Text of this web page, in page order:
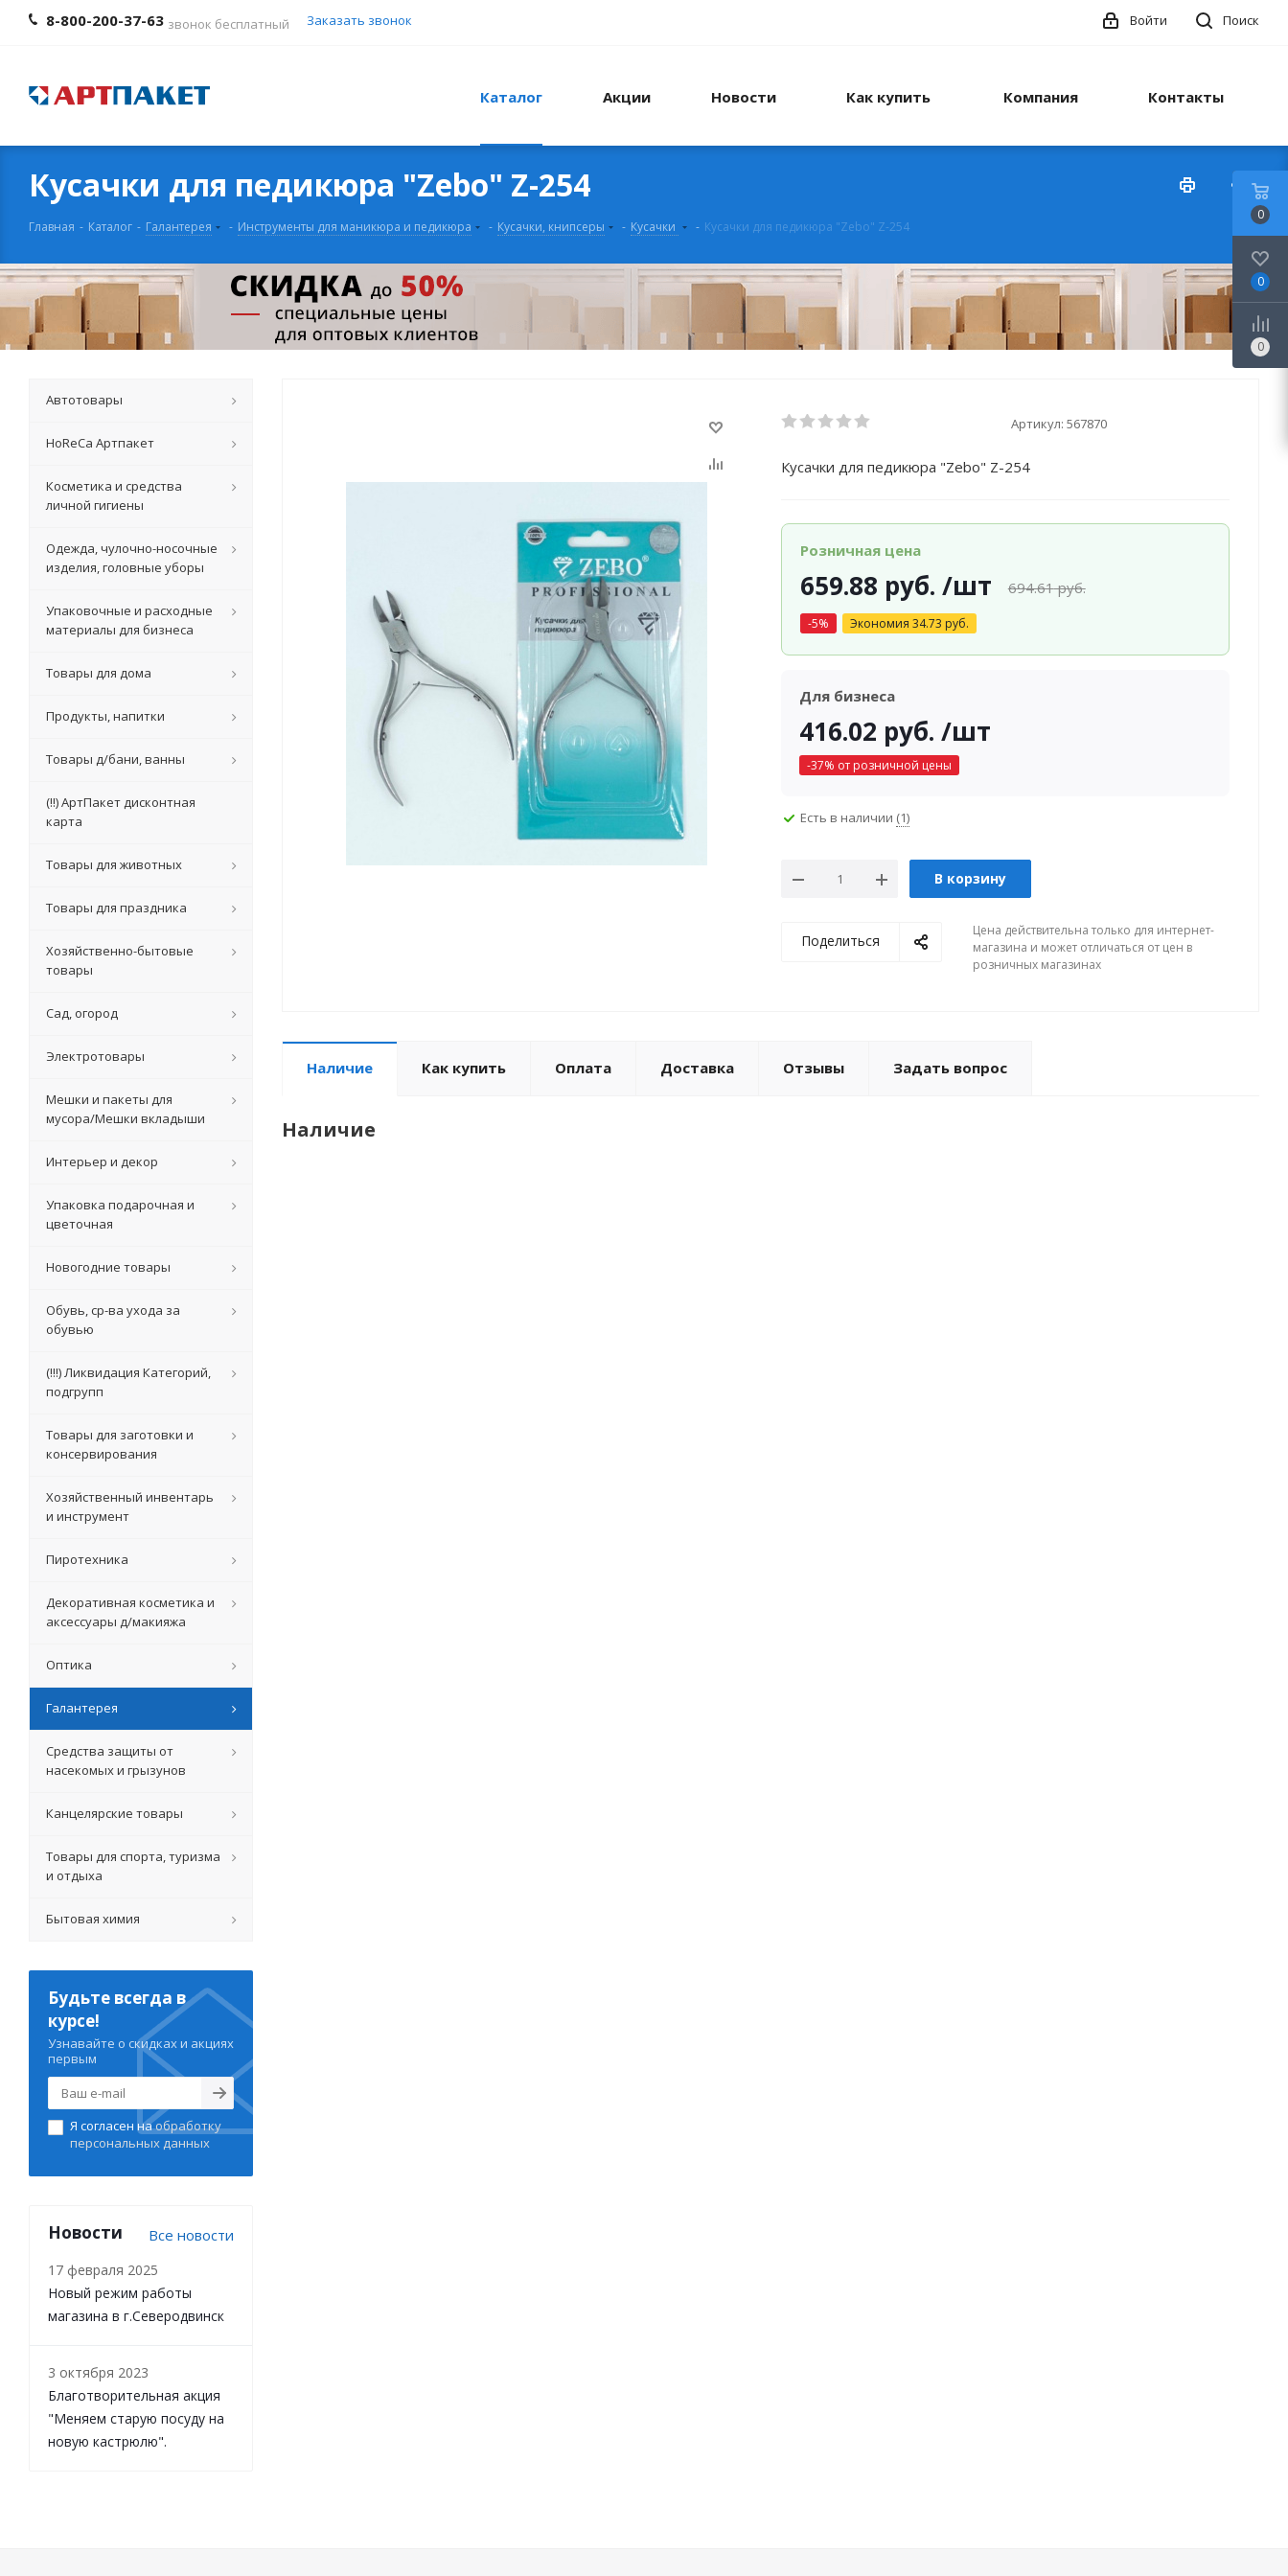
8-800-200-37-63 звонок бесплатный Заказать звонок Поиск
Войти
Каталог Акции Новости Как купить Компания Контакты
Кусачки для педикюра "Zebo" Z-254
Главная - Каталог - Галантерея - Инструменты для маникюра и педикюра - Кусачки, книпсеры - Кусачки - Кусачки для педикюра "Zebo" Z-254
Артикул: 567870
Кусачки для педикюра "Zebo" Z-254
Розничная цена
659.88 руб. /шт 694.61руб.
-5% Экономия 34.73 руб.
Для бизнеса
416.02 руб. /шт
-37% от розничной цены
Есть в наличии (1)
В корзину
Поделиться
Цена действительна только для интернет-
магазина и может отличаться от цен в
розничных магазинах
Наличие Как купить Оплата Доставка Отзывы Задать вопрос
Наличие
Автотовары
HoReCa Артпакет
Косметика и средства
личной гигиены
Одежда, чулочно-носочные
изделия, головные уборы
Упаковочные и расходные
материалы для бизнеса
Товары для дома
Продукты, напитки
Товары д/бани, ванны
(!!) АртПакет дисконтная
карта
Товары для животных
Товары для праздника
Хозяйственно-бытовые
товары
Сад, огород
Электротовары
Мешки и пакеты для
мусора/Мешки вкладыши
Интерьер и декор
Упаковка подарочная и
цветочная
Новогодние товары
Обувь, ср-ва ухода за
обувью
(!!!) Ликвидация Категорий,
подгрупп
Товары для заготовки и
консервирования
Хозяйственный инвентарь
и инструмент
Пиротехника
Декоративная косметика и
аксессуары д/макияжа
Оптика
Галантерея
Средства защиты от
насекомых и грызунов
Канцелярские товары
Товары для спорта, туризма
и отдыха
Бытовая химия
Будьте всегда в
курсе!
Узнавайте о скидках и акциях
первым
Я согласен наобработку
персональных данных
Новости Все новости
17 февраля 2025
Новый режим работы
магазина в г.Северодвинск
3 октября 2023
Благотворительная акция
"Меняем старую посуду на
новую кастрюлю".
0
0
0